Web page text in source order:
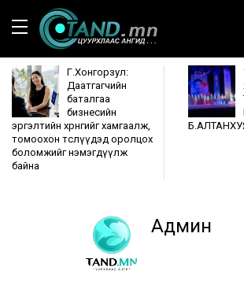
Г.Хонгорзул:
Даатгагчийн
баталгаа
бизнесийн
эргэлтийн хөрөнгийг хамгаалж,
томоохон төслүүдэд оролцох
боломжийг нэмэгдүүлж
байна
Админ